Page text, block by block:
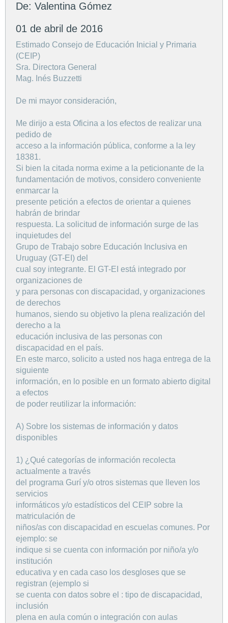
De: Valentina Gómez
01 de abril de 2016
Estimado Consejo de Educación Inicial y Primaria
(CEIP)
Sra. Directora General
Mag. Inés Buzzetti
De mi mayor consideración,
Me dirijo a esta Oficina a los efectos de realizar una
pedido de
acceso a la información pública, conforme a la ley
18381.
Si bien la citada norma exime a la peticionante de la
fundamentación de motivos, considero conveniente
enmarcar la
presente petición a efectos de orientar a quienes
habrán de brindar
respuesta. La solicitud de información surge de las
inquietudes del
Grupo de Trabajo sobre Educación Inclusiva en
Uruguay (GT-EI) del
cual soy integrante. El GT-EI está integrado por
organizaciones de
y para personas con discapacidad, y organizaciones
de derechos
humanos, siendo su objetivo la plena realización del
derecho a la
educación inclusiva de las personas con
discapacidad en el país.
En este marco, solicito a usted nos haga entrega de la
siguiente
información, en lo posible en un formato abierto digital
a efectos
de poder reutilizar la información:
A) Sobre los sistemas de información y datos
disponibles
1) ¿Qué categorías de información recolecta
actualmente a través
del programa Gurí y/o otros sistemas que lleven los
servicios
informáticos y/o estadísticos del CEIP sobre la
matriculación de
niños/as con discapacidad en escuelas comunes. Por
ejemplo: se
indique si se cuenta con información por niño/a y/o
institución
educativa y en cada caso los desgloses que se
registran (ejemplo si
se cuenta con datos sobre el : tipo de discapacidad,
inclusión
plena en aula común o integración con aulas